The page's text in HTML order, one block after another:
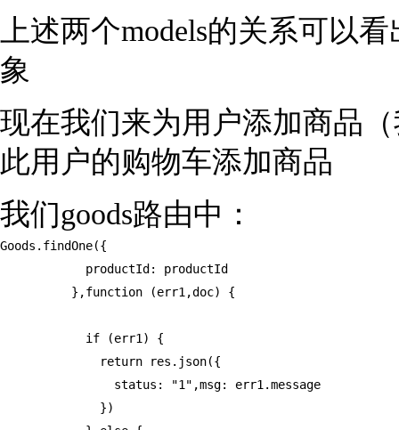
上述两个models的关系可以
象
现在我们来为用户添加商品
此用户的购物车添加商品
我们goods路由中：
Goods.findOne({
            productId: productId
          },function (err1,doc) {
            if (err1) {
              return res.json({
                status: "1",msg: err1.message
              })